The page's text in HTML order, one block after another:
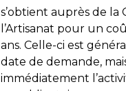
s’obtient auprès de la
l’Artisanat pour un
ans. Celle-ci est
date de demande,
immédiatement